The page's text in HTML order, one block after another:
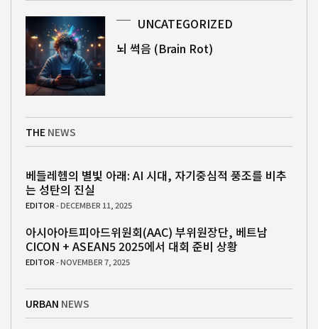
UNCATEGORIZED
뇌 썩음 (Brain Rot)
THE NEWS
베들레헴의 별빛 아래: AI 시대, 자기중심적 풍조를 비추
는 성탄의 진실
EDITOR- DECEMBER 11, 2025
아시아아트피아드위원회(AAC) 부위원장단, 베트남
CICON + ASEAN5 2025에서 대회 준비 상황
EDITOR- NOVEMBER 7, 2025
URBAN NEWS